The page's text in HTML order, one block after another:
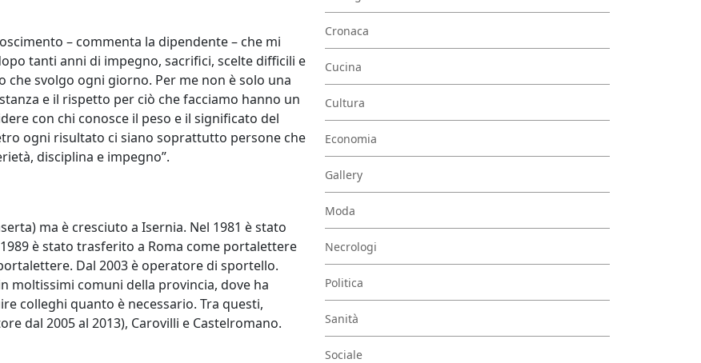
– commenta la dipendente – che mi
tanti anni di impegno, sacrifici, scelte difficili e
che svolgo ogni giorno. Per me non è solo una
e il rispetto per ciò che facciamo hanno un
con chi conosce il peso e il significato del
ogni risultato ci siano soprattutto persone che
disciplina e impegno”.
ma è cresciuto a Isernia. Nel 1981 è stato
è stato trasferito a Roma come portalettere
Dal 2003 è operatore di sportello.
moltissimi comuni della provincia, dove ha
colleghi quanto è necessario. Tra questi,
dal 2005 al 2013), Carovilli e Castelromano.
Cronaca
Cucina
Cultura
Economia
Gallery
Moda
Necrologi
Politica
Sanità
Sociale